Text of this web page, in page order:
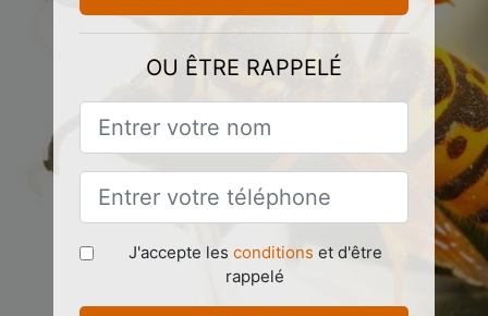
OU ÊTRE RAPPELÉ
J'accepte les conditions et d'être
rappelé